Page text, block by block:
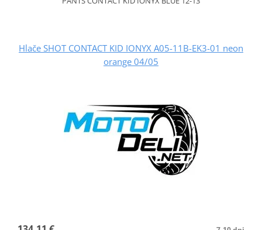
Hlače SHOT CONTACT KID IONYX A05-11B-EK3-01 neon
orange 04/05